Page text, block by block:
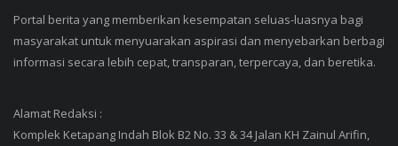
Portal berita yang memberikan kesempatan seluas-luasnya bagi
masyarakat untuk menyuarakan aspirasi dan menyebarkan berbagi
informasi secara lebih cepat, transparan, terpercaya, dan beretika.
Alamat Redaksi :
Komplek Ketapang Indah Blok B2 No. 33 & 34 Jalan KH Zainul Arifin,